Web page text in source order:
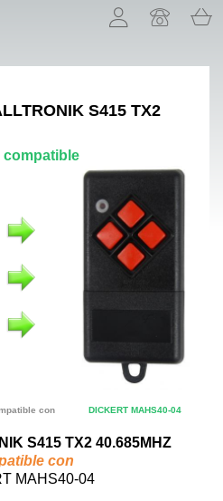
S415 TX2
compatible
con DICKERT MAHS40-04
S415 TX2 40.685MHZ
con
MAHS40-04